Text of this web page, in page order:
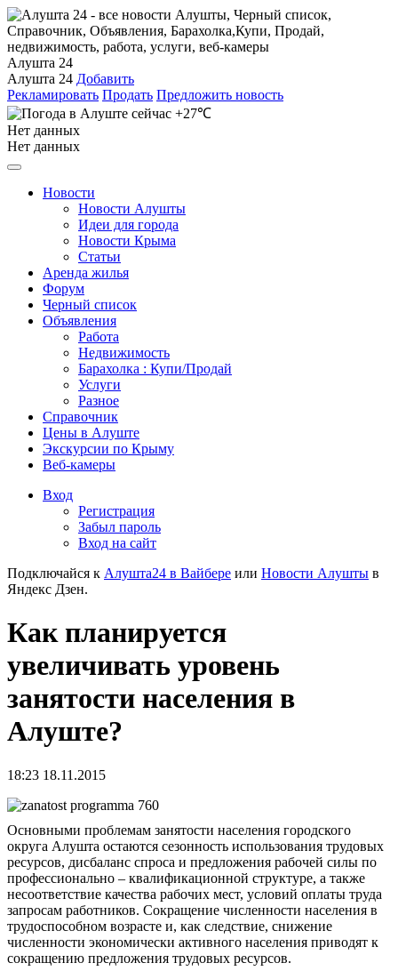
Алушта 24
Алушта 24 Добавить
Рекламировать Продать Предложить новость
+27℃
Нет данных
Нет данных
Новости
Новости Алушты
Идеи для города
Новости Крыма
Статьи
Аренда жилья
Форум
Черный список
Объявления
Работа
Недвижимость
Барахолка : Купи/Продай
Услуги
Разное
Справочник
Цены в Алуште
Экскурсии по Крыму
Веб-камеры
Вход
Регистрация
Забыл пароль
Вход на сайт
Подключайся к Алушта24 в Вайбере или Новости Алушты в
Яндекс Дзен.
Как планируется
увеличивать уровень
занятости населения в
Алуште?
18:23 18.11.2015
Основными проблемам занятости населения городского
округа Алушта остаются сезонность использования трудовых
ресурсов, дисбаланс спроса и предложения рабочей силы по
профессионально – квалификационной структуре, а также
несоответствие качества рабочих мест, условий оплаты труда
запросам работников. Сокращение численности населения в
трудоспособном возрасте и, как следствие, снижение
численности экономически активного населения приводят к
сокращению предложения трудовых ресурсов.